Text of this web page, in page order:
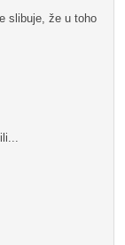
slibuje, že u toho